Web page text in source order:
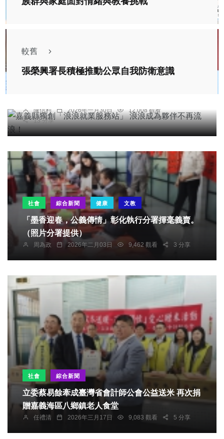
較舊
張榮興署長積極推動公眾自我防衛意識
綜合新聞
陳信利 2026年一月30日
12,008 觀看
13 分享
社會 綜合新聞 健康 文教
「墨香迎春，公義傳情」彰化執行分署揮毫義賣。
（照片分署提供）
周為政 2026年二月03日 9,462 觀看 3 分享
社會 綜合新聞
立委蔡易餘牽成臺灣省會計師公會公益送米 再次捐
贈嘉義海區八鄉鎮老人食堂
任禮清 2026年三月17日 9,083 觀看 5 分享